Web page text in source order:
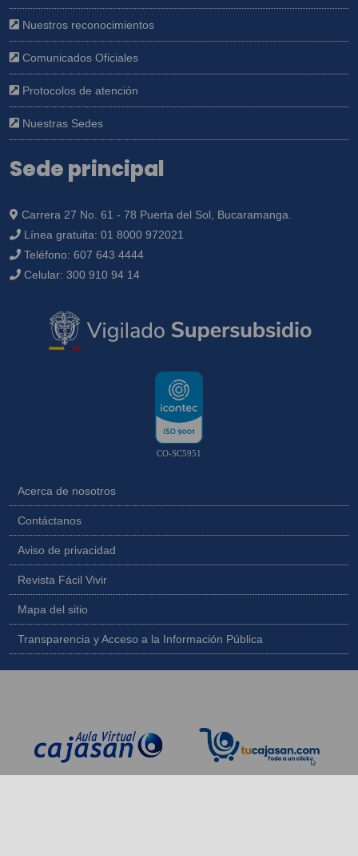
Nuestros reconocimientos
Comunicados Oficiales
Protocolos de atención
Nuestras Sedes
Sede principal
Carrera 27 No. 61 - 78 Puerta del Sol, Bucaramanga.
Línea gratuita: 01 8000 972021
Teléfono: 607 643 4444
Celular: 300 910 94 14
CO-SC5951
Acerca de nosotros
Contáctanos
Aviso de privacidad
Revista Fácil Vivir
Mapa del sitio
Transparencia y Acceso a la Información Pública